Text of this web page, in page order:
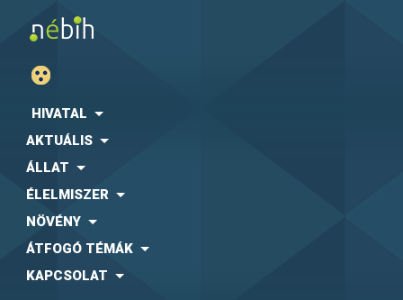
HIVATAL
AKTUÁLIS
ÁLLAT
ÉLELMISZER
NÖVÉNY
ÁTFOGÓ TÉMÁK
KAPCSOLAT